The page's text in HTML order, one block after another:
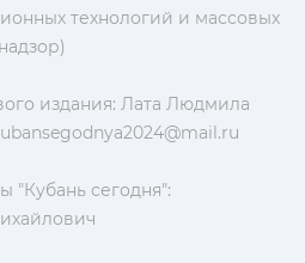
технологий и массовых
издания: Лата Людмила
"Кубань сегодня":